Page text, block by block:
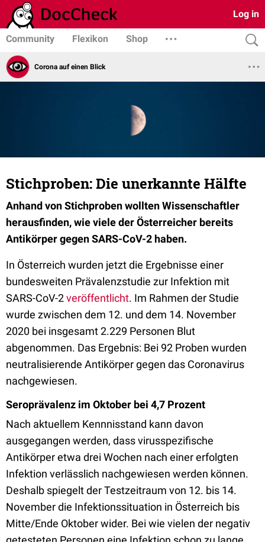
Log in
Community Flexikon Shop
Corona auf einen Blick
Stichproben: Die unerkannte Hälfte
Anhand von Stichproben wollten Wissenschaftler
herausfinden, wie viele der Österreicher bereits
Antikörper gegen SARS-CoV-2 haben.
In Österreich wurden jetzt die Ergebnisse einer
bundesweiten Prävalenzstudie zur Infektion mit
SARS-CoV-2veröffentlicht. Im Rahmen der Studie
wurde zwischen dem 12. und dem 14. November
2020 bei insgesamt 2.229 Personen Blut
abgenommen. Das Ergebnis: Bei 92 Proben wurden
neutralisierende Antikörper gegen das Coronavirus
nachgewiesen.
Seroprävalenz im Oktober bei 4,7 Prozent
Nach aktuellem Kennnisstand kann davon
ausgegangen werden, dass virusspezifische
Antikörper etwa drei Wochen nach einer erfolgten
Infektion verlässlich nachgewiesen werden können.
Deshalb spiegelt der Testzeitraum von 12. bis 14.
November die Infektionssituation in Österreich bis
Mitte/Ende Oktober wider. Bei wie vielen der negativ